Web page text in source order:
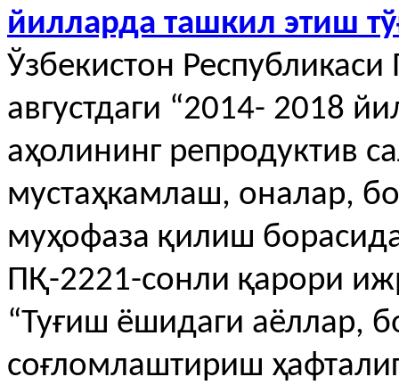
йилларда ташкил этиш
Ўзбекистон
августдаги “2014- 2018
аҳолининг репродуктив
мустаҳкамлаш, оналар,
муҳофаза қилиш
ПҚ-2221-сонли қарори
“Туғиш ёшидаги аёллар,
соғломлаштириш